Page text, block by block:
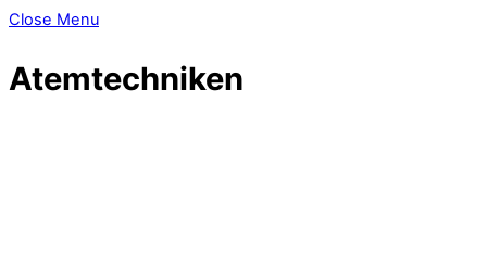
Close Menu
Atemtechniken